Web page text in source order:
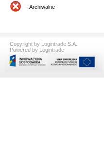
- Archiwalne
Copyright by Logintrade S.A.
Powered by Logintrade